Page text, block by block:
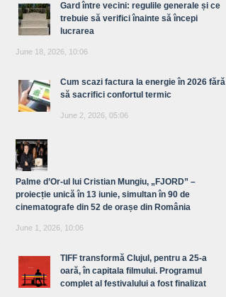
Gard între vecini: regulile generale și ce
trebuie să verifici înainte să începi
lucrarea
June 18, 2026, 10:06
Cum scazi factura la energie în 2026 fără
să sacrifici confortul termic
June 2, 2026, 05:06
Palme d’Or-ul lui Cristian Mungiu, „FJORD” –
proiecție unică în 13 iunie, simultan în 90 de
cinematografe din 52 de orașe din România
June 1, 2026, 10:06
TIFF transformă Clujul, pentru a 25-a
oară, în capitala filmului. Programul
complet al festivalului a fost finalizat